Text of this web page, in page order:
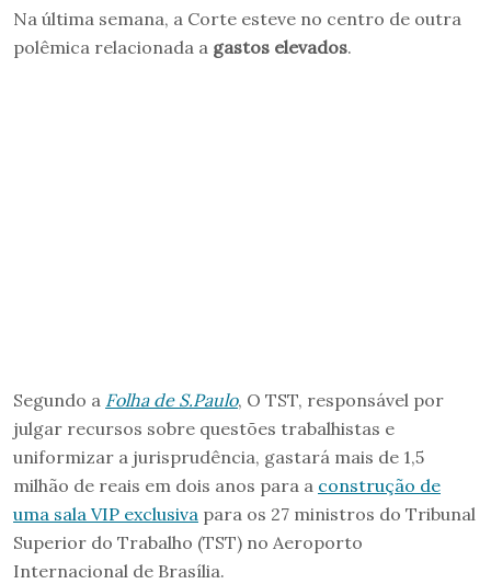
Na última semana, a Corte esteve no centro de outra
polêmica relacionada a gastos elevados.
Segundo a Folha de S.Paulo, O TST, responsável por
julgar recursos sobre questões trabalhistas e
uniformizar a jurisprudência, gastará mais de 1,5
milhão de reais em dois anos para a construção de
uma sala VIP exclusiva para os 27 ministros do Tribunal
Superior do Trabalho (TST) no Aeroporto
Internacional de Brasília.